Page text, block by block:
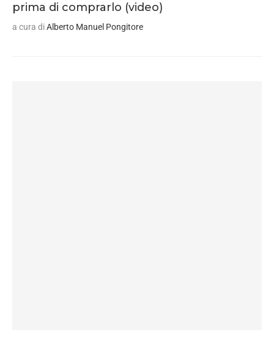
prima di comprarlo (video)
a cura diAlberto Manuel Pongitore